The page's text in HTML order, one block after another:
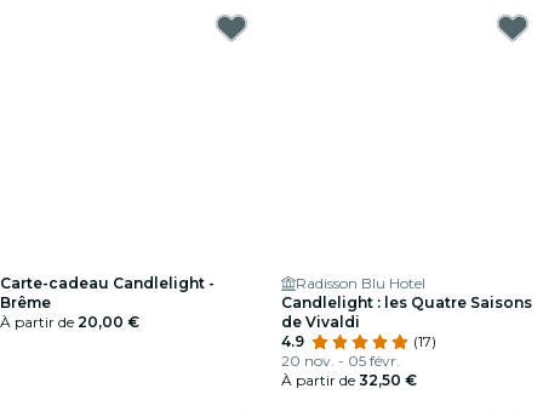
Carte-cadeau Candlelight -
Brême
À partir de 20,00 €
Radisson Blu Hotel
Candlelight : les Quatre Saisons
de Vivaldi
4.9
(17)
20 nov. - 05 févr.
À partir de 32,50 €